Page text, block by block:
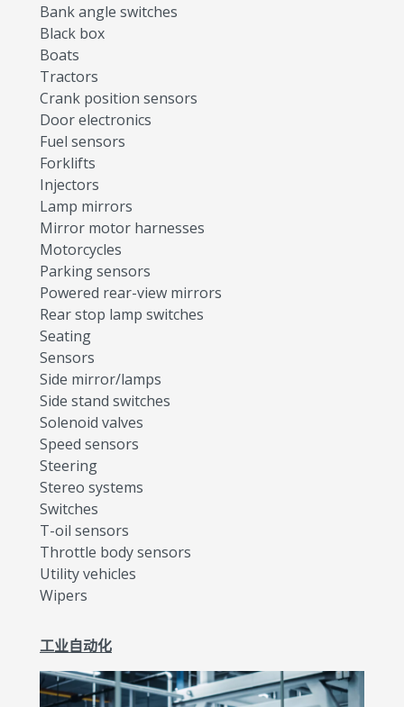
Bank angle switches
Black box
Boats
Tractors
Crank position sensors
Door electronics
Fuel sensors
Forklifts
Injectors
Lamp mirrors
Mirror motor harnesses
Motorcycles
Parking sensors
Powered rear-view mirrors
Rear stop lamp switches
Seating
Sensors
Side mirror/lamps
Side stand switches
Solenoid valves
Speed sensors
Steering
Stereo systems
Switches
T-oil sensors
Throttle body sensors
Utility vehicles
Wipers
工业自动化